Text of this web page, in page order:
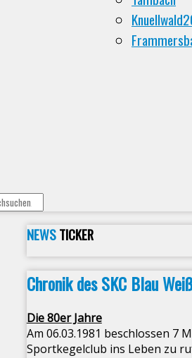
NEWSTICKER
Chronik des SKC Blau
Die 80er Jahre
Am 06.03.1981 beschlossen 7
Sportkegelclub ins Leben zu